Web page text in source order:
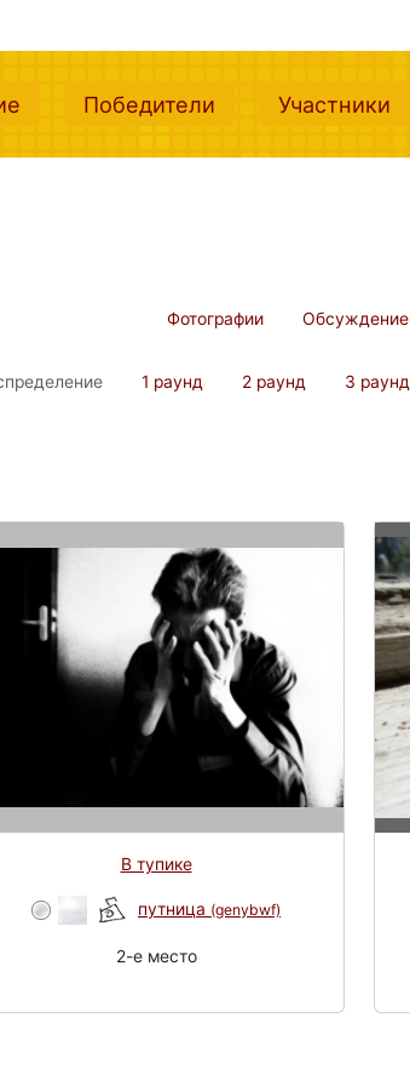
(current)Победители (current)Участники
Фотографии Обсуждение
1 раунд 2 раунд 3 раунд
В тупике
путница (genybwf)
2-e место